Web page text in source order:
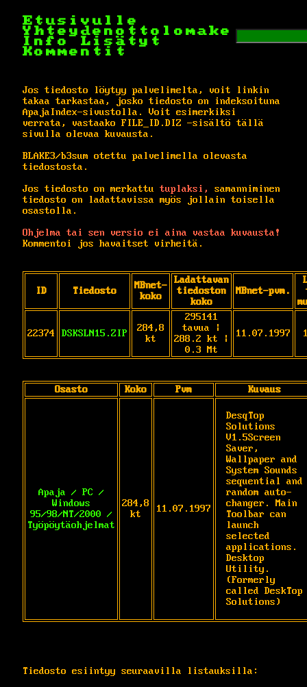
Etusivulle
Yhteydenottolomake
Info
Lisätyt
Kommentit
Jos tiedosto löytyy palvelimelta, voit linkin
takaa tarkastaa, josko tiedosto on indeksoituna
ApajaIndex-sivustolla. Voit esimerkiksi
verrata, vastaako FILE_ID.DIZ -sisältö tällä
sivulla olevaa kuvausta.
BLAKE3/b3sum otettu palvelimella olevasta
tiedostosta.
Jos tiedosto on merkattu tuplaksi,
samanniminen
tiedosto on ladattavissa myös jollain toisella
osastolla.
Ohjelma tai sen versio ei aina vastaa kuvausta!
Kommentoi jos havaitset virheitä.
ID Tiedosto
MBnet-
koko
Ladattavan
tiedoston
koko
MBnet-pvm.
22374 DSKSLN15.ZIP
284,8
kt
295141
tavua |
288.2 kt |
0.3 Mt
11.07.1997
Osasto Koko Pvm Kuvaus
Apaja / PC /
Windows
95/98/NT/2000 /
Työpöytäohjelmat
284,8
kt
11.07.1997
DesqTop
Solutions
V1.5Screen
Saver,
Wallpaper and
System Sounds
sequential and
random auto-
changer. Main
Toolbar can
launch
selected
applications.
Desktop
Utility.
(Formerly
called DeskTop
Solutions)
Tiedosto esiintyy seuraavilla listauksilla: